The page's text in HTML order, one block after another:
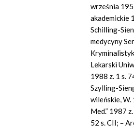
września
akademickie
Schilling-
medycyny
Lekarski
1988 z. 1 s.
Szylling-
wileńskie, W.
Med.” 1987
52 s. CII; –